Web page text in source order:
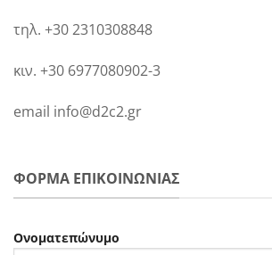
τηλ. +30 2310308848
κιν. +30 6977080902-3
email info@d2c2.gr
ΦΟΡΜΑ ΕΠΙΚΟΙΝΩΝΙΑΣ
Ονοματεπώνυμο